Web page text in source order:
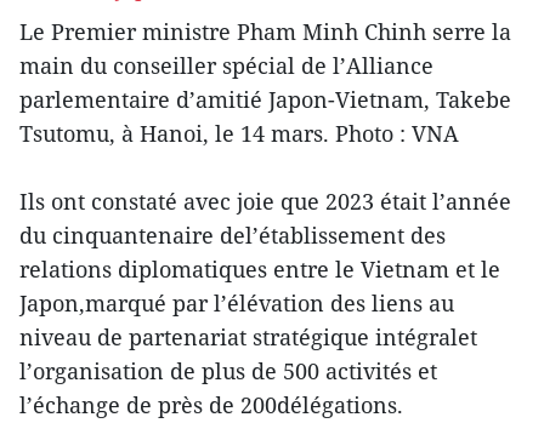
Le Premier ministre Pham Minh Chinh serre la
main du conseiller spécial de l’Alliance
parlementaire d’amitié Japon-Vietnam, Takebe
Tsutomu, à Hanoi, le 14 mars. Photo : VNA
Ils ont constaté avec joie que 2023 était l’année
du cinquantenaire del’établissement des
relations diplomatiques entre le Vietnam et le
Japon,marqué par l’élévation des liens au
niveau de partenariat stratégique intégralet
l’organisation de plus de 500 activités et
l’échange de près de 200délégations.